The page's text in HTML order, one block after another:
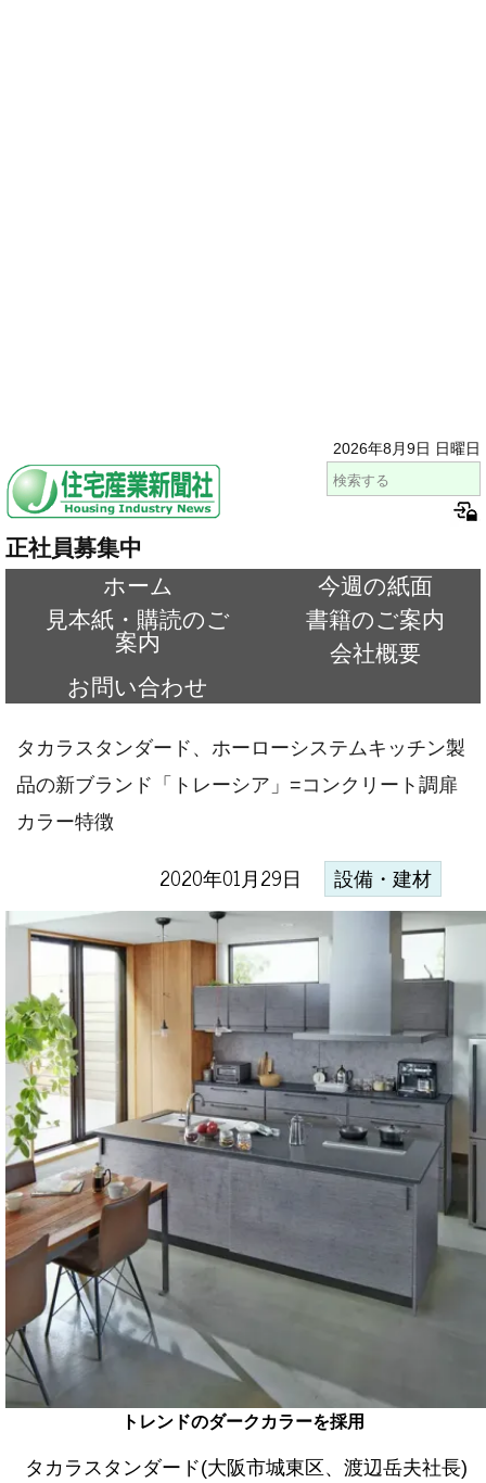
2026年8月9日 日曜日
正社員募集中
ホーム
今週の紙面
見本紙・購読のご
案内
書籍のご案内
会社概要
お問い合わせ
タカラスタンダード、ホーローシステムキッチン製
品の新ブランド「トレーシア」=コンクリート調扉
カラー特徴
2020年01月29日 設備・建材
トレンドのダークカラーを採用
タカラスタンダード(大阪市城東区、渡辺岳夫社長)